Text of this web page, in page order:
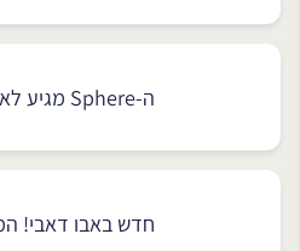
ה-Sphere מגיע לאבו דאבי – כל הפרטים
חדש באבו דאבי!